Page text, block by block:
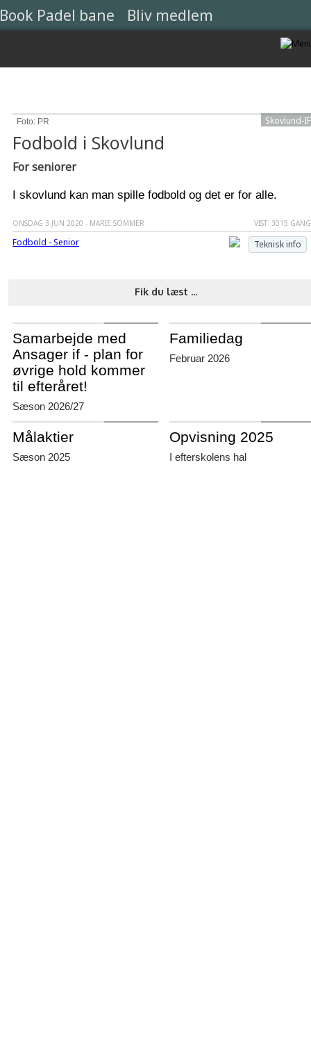
Book Padel bane Bliv medlem
Skovlund-IF
Foto: PR
Fodbold i Skovlund
For seniorer
I skovlund kan man spille fodbold og det er for alle.
ONSDAG 3 JUN 2020 - MARIE SOMMER VIST: 3015
Fodbold - Senior Teknisk info
Fik du læst ...
Samarbejde med
Ansager if - plan for
øvrige hold kommer
til efteråret!
Sæson 2026/27
Familiedag
Februar 2026
Målaktier
Sæson 2025
Opvisning 2025
I efterskolens hal